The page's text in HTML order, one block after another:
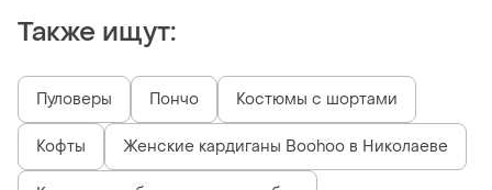
Также ищут:
Пуловеры Пончо Костюмы с шортами
Кофты Женские кардиганы Boohoo в Николаеве